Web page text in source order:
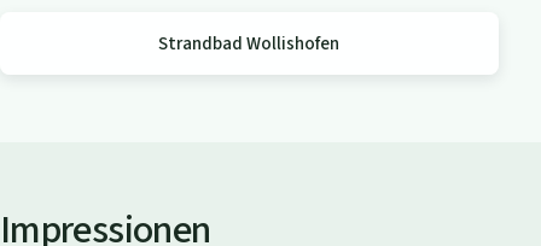
e
Strandbad Wollishofen
Impressionen